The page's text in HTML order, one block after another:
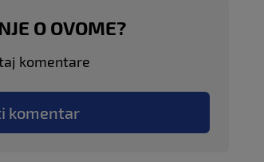
O OVOME?
komentare
komentar